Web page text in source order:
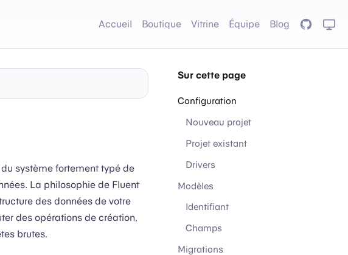
Accueil Boutique Vitrine Équipe Blog GitHub
système fortement typé de
La philosophie de Fluent
des données de votre
des opérations de création,
brutes.
Sur cette page
Configuration
Nouveau projet
Projet existant
Drivers
Modèles
Identifiant
Champs
Migrations